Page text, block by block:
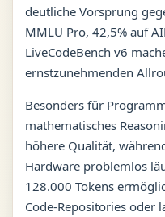
deutliche Vorsprung
MMLU Pro, 42,5% auf
LiveCodeBench v6
ernstzunehmenden
Besonders für
mathematisches
höhere Qualität,
Hardware problemlos
128.000 Tokens
Code-Repositories oder